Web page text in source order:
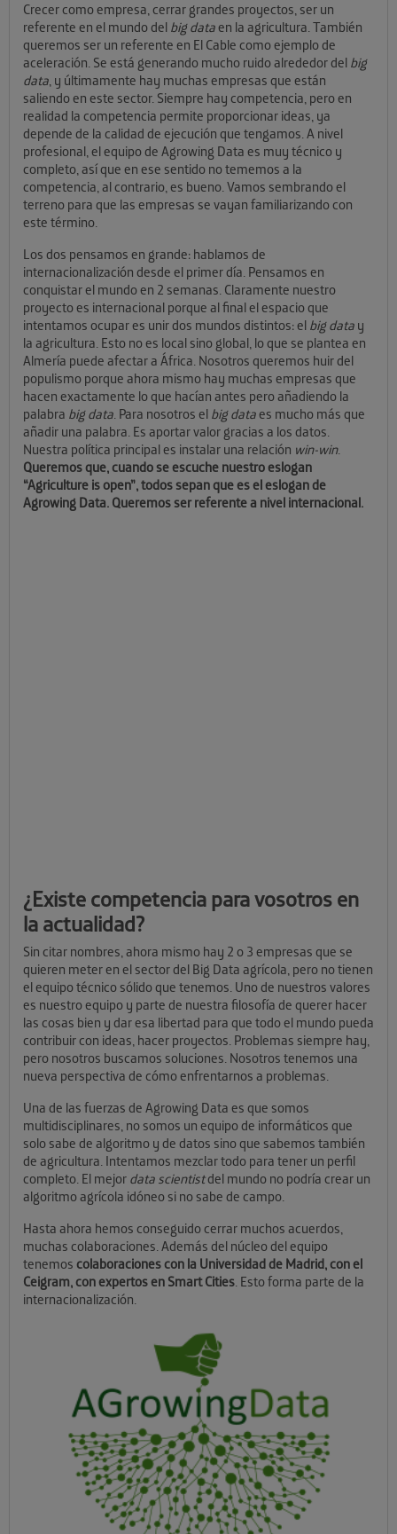
Crecer como empresa, cerrar grandes proyectos, ser un
referente en el mundo del big dataen la agricultura. También
queremos ser un referente en El Cable como ejemplo de
aceleración. Se está generando mucho ruido alrededor del big
data, y últimamente hay muchas empresas que están
saliendo en este sector. Siempre hay competencia, pero en
realidad la competencia permite proporcionar ideas, ya
depende de la calidad de ejecución que tengamos. A nivel
profesional, el equipo de Agrowing Data es muy técnico y
completo, así que en ese sentido no tememos a la
competencia, al contrario, es bueno. Vamos sembrando el
terreno para que las empresas se vayan familiarizando con
este término.
Los dos pensamos en grande: hablamos de
internacionalización desde el primer día. Pensamos en
conquistar el mundo en 2 semanas. Claramente nuestro
proyecto es internacional porque al final el espacio que
intentamos ocupar es unir dos mundos distintos: el big data y
la agricultura. Esto no es local sino global, lo que se plantea en
Almería puede afectar a África. Nosotros queremos huir del
populismo porque ahora mismo hay muchas empresas que
hacen exactamente lo que hacían antes pero añadiendo la
palabra big data. Para nosotros el big dataes mucho más que
añadir una palabra. Es aportar valor gracias a los datos.
Nuestra política principal es instalar una relación win-win.
Queremos que, cuando se escuche nuestro eslogan
“Agriculture is open”, todos sepan que es el eslogan de
Agrowing Data. Queremos ser referente a nivel internacional.
¿Existe competencia para vosotros en
la actualidad?
Sin citar nombres, ahora mismo hay 2 o 3 empresas que se
quieren meter en el sector del Big Data agrícola, pero no tienen
el equipo técnico sólido que tenemos. Uno de nuestros valores
es nuestro equipo y parte de nuestra filosofía de querer hacer
las cosas bien y dar esa libertad para que todo el mundo pueda
contribuir con ideas, hacer proyectos. Problemas siempre hay,
pero nosotros buscamos soluciones. Nosotros tenemos una
nueva perspectiva de cómo enfrentarnos a problemas.
Una de las fuerzas de Agrowing Data es que somos
multidisciplinares, no somos un equipo de informáticos que
solo sabe de algoritmo y de datos sino que sabemos también
de agricultura. Intentamos mezclar todo para tener un perfil
completo. El mejor data scientistdel mundo no podría crear un
algoritmo agrícola idóneo si no sabe de campo.
Hasta ahora hemos conseguido cerrar muchos acuerdos,
muchas colaboraciones. Además del núcleo del equipo
tenemos colaboraciones con la Universidad de Madrid, con el
Ceigram, con expertos en Smart Cities. Esto forma parte de la
internacionalización.